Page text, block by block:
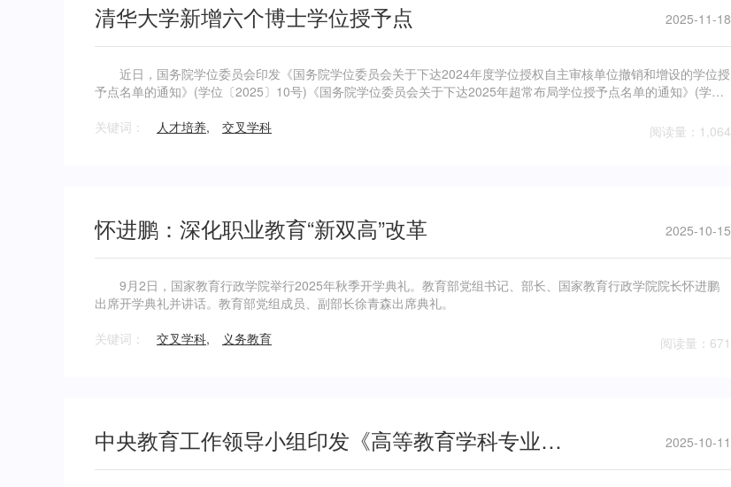
清华大学新增六个博士学位授予点 2025-11-18
近日，国务院学位委员会印发《国务院学位委员会关于下达2024年度学位授权自主审核单位撤销和增设的学位授
予点名单的通知》(学位〔2025〕10号)《国务院学位委员会关于下达2025年超常布局学位授予点名单的通知》(学位
关键词：
人才培养, 交叉学科 阅读量：1,064
怀进鹏：深化职业教育“新双高”改革 2025-10-15
9月2日，国家教育行政学院举行2025年秋季开学典礼。教育部党组书记、部长、国家教育行政学院院长怀进鹏
出席开学典礼并讲话。教育部党组成员、副部长徐青森出席典礼。
关键词：
交叉学科, 义务教育 阅读量：671
中央教育工作领导小组印发《高等教育学科专业设置调整优化行动方案(2025—2027年) 2025-10-11